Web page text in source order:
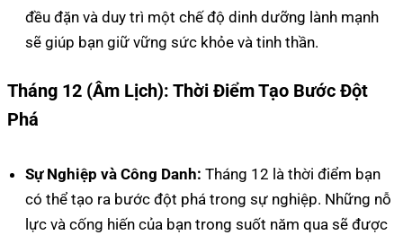
đều đặn và duy trì một chế độ dinh dưỡng lành mạnh
sẽ giúp bạn giữ vững sức khỏe và tinh thần.
Tháng 12 (Âm Lịch): Thời Điểm Tạo Bước Đột
Phá
Sự Nghiệp và Công Danh: Tháng 12 là thời điểm bạn
có thể tạo ra bước đột phá trong sự nghiệp. Những nỗ
lực và cống hiến của bạn trong suốt năm qua sẽ được